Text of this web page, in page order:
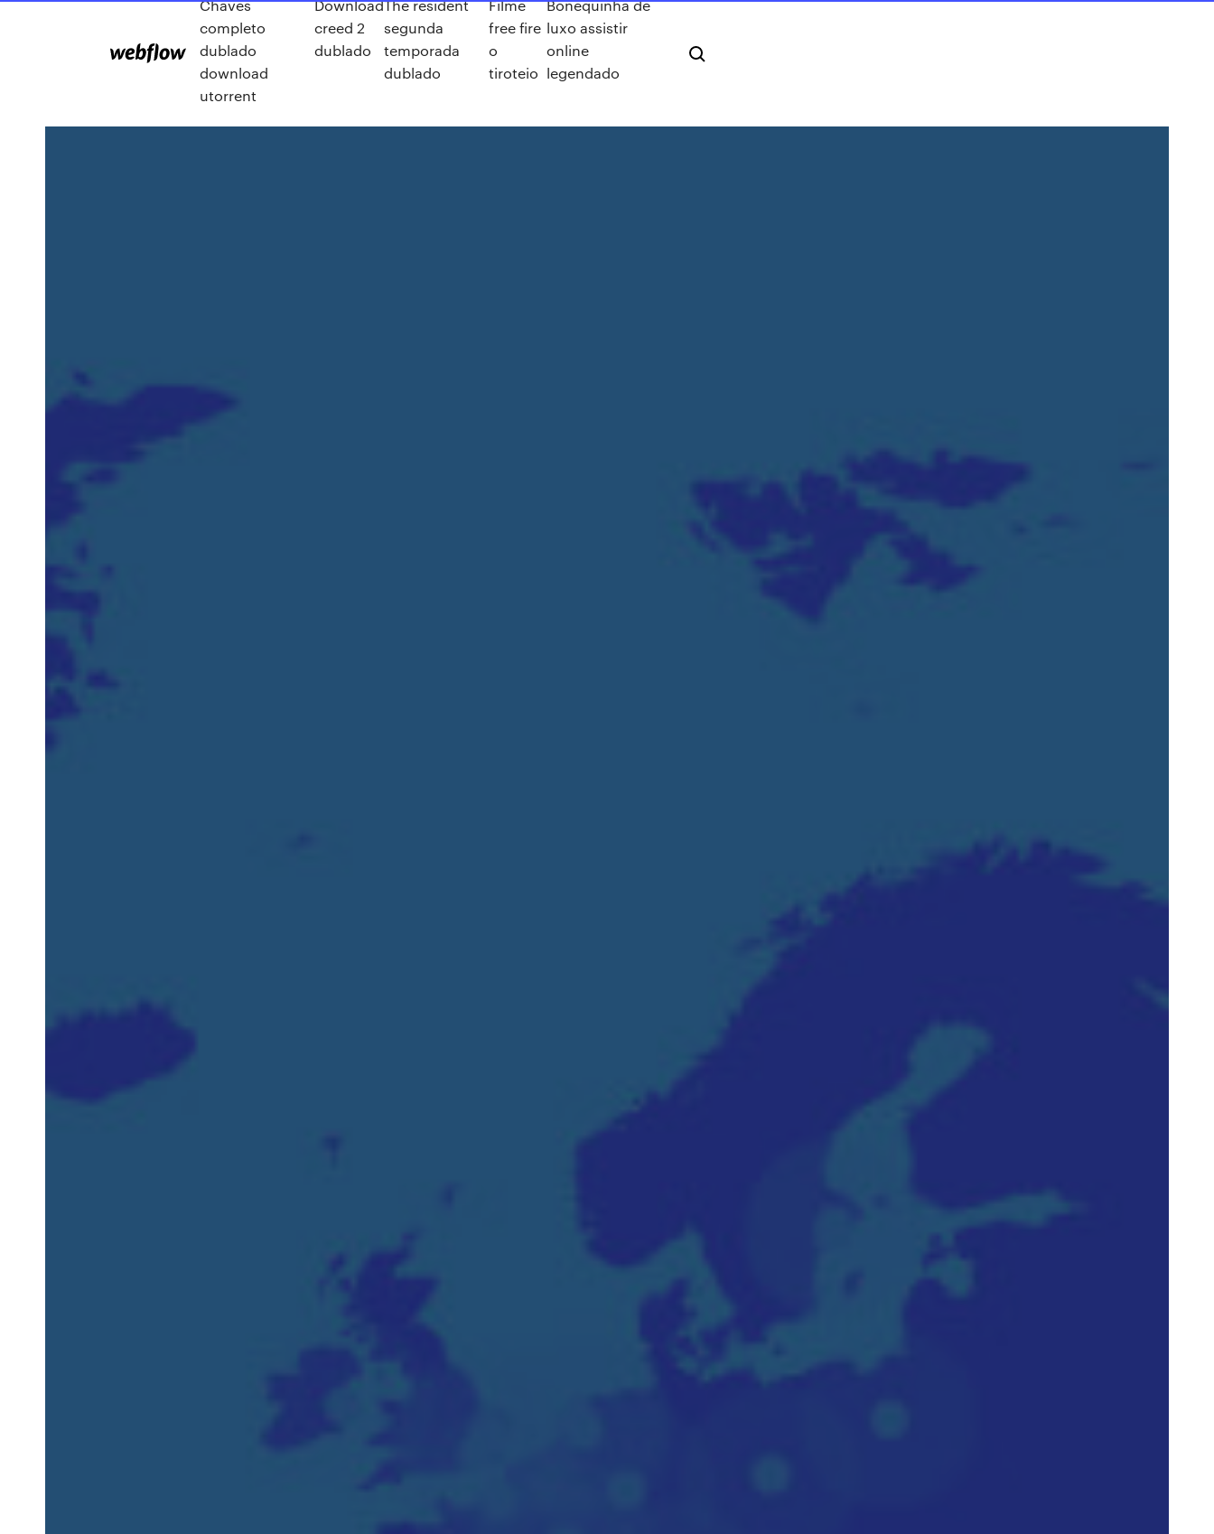
Chaves
completo
dublado
download
utorrent
Download
creed 2
dublado
The resident
segunda
temporada
dublado
Filme
free fire
o
tiroteio
Bonequinha de
luxo assistir
online
legendado